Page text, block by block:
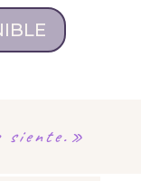
siente.»